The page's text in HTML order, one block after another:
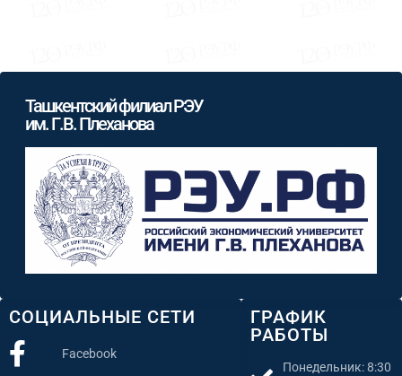
ГРАФИК
РАБОТЫ
Понедельник: 8:30
СОЦИАЛЬНЫЕ СЕТИ
Facebook
Ташкентский филиал РЭУ
им. Г.В. Плеханова